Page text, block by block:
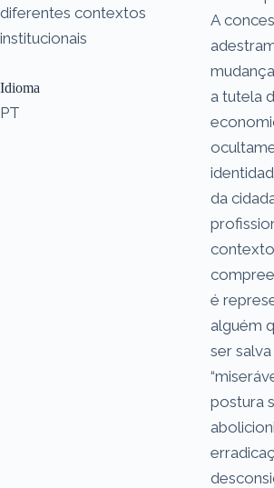
diferentes contextos
institucionais
Idioma
PT
A
a tutela
da
é
alguém
ser
postura